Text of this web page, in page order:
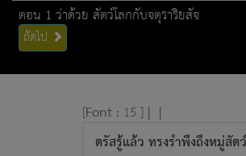
ตอน 1 ว่าด้วย สัตว์โลกกับจตุราริยสัจ
ถัดไป
[Font : 15 ] | |
ตรัสรู้แล้ว ทรงรำพึงถึงหมู่สัตว์